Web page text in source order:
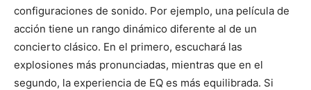
configuraciones de sonido. Por ejemplo, una película de
acción tiene un rango dinámico diferente al de un
concierto clásico. En el primero, escuchará las
explosiones más pronunciadas, mientras que en el
segundo, la experiencia de EQ es más equilibrada. Si